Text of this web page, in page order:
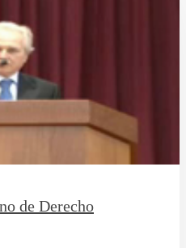
de Derecho